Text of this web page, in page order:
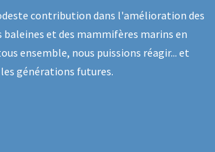
contribution dans l'amélioration des
baleines et des mammifères marins en
ensemble, nous puissions réagir... et
générations futures.